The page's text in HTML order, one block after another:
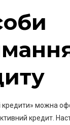
кредити» можна
кредит.